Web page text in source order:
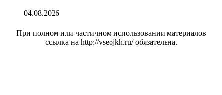
04.08.2026
При полном или частичном использовании материалов
ссылка на http://vseojkh.ru/ обязательна.